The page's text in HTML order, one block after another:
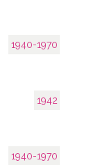
1940-1970
1942
1940-1970